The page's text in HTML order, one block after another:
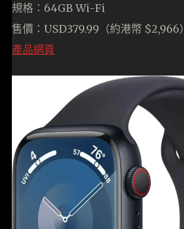
規格：64GB Wi-Fi
售價：USD379.99（約港幣 $2,966）
產品網頁